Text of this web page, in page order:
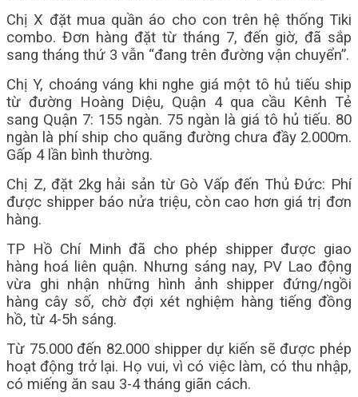
Chị X đặt mua quần áo cho con trên hệ thống Tiki
combo. Đơn hàng đặt từ tháng 7, đến giờ, đã sắp
sang tháng thứ 3 vẫn “đang trên đường vận chuyển”.
Chị Y, choáng váng khi nghe giá một tô hủ tiếu ship
từ đường Hoàng Diệu, Quận 4 qua cầu Kênh Tẻ
sang Quận 7: 155 ngàn. 75 ngàn là giá tô hủ tiếu. 80
ngàn là phí ship cho quãng đường chưa đầy 2.000m.
Gấp 4 lần bình thường.
Chị Z, đặt 2kg hải sản từ Gò Vấp đến Thủ Đức: Phí
được shipper báo nửa triệu, còn cao hơn giá trị đơn
hàng.
TP Hồ Chí Minh đã cho phép shipper được giao
hàng hoá liên quận. Nhưng sáng nay, PV Lao động
vừa ghi nhận những hình ảnh shipper đứng/ngồi
hàng cây số, chờ đợi xét nghiệm hàng tiếng đồng
hồ, từ 4-5h sáng.
Từ 75.000 đến 82.000 shipper dự kiến sẽ được phép
hoạt động trở lại. Họ vui, vì có việc làm, có thu nhập,
có miếng ăn sau 3-4 tháng giãn cách.